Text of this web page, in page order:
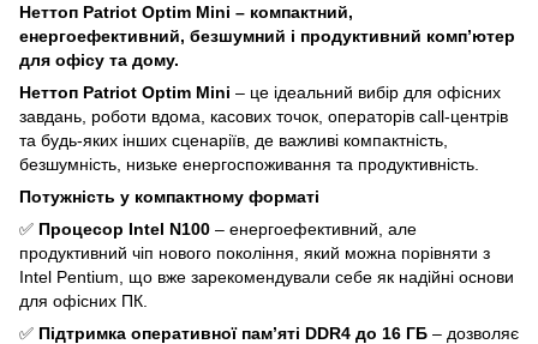
Неттоп Patriot Optim Mini – компактний,
енергоефективний, безшумний і продуктивний комп’ютер
для офісу та дому.
Неттоп Patriot Optim Mini – це ідеальний вибір для офісних
завдань, роботи вдома, касових точок, операторів call-центрів
та будь-яких інших сценаріїв, де важливі компактність,
безшумність, низьке енергоспоживання та продуктивність.
Потужність у компактному форматі
✅ Процесор Intel N100 – енергоефективний, але
продуктивний чіп нового покоління, який можна порівняти з
Intel Pentium, що вже зарекомендували себе як надійні основи
для офісних ПК.
✅ Підтримка оперативної пам’яті DDR4 до 16 ГБ – дозволяє